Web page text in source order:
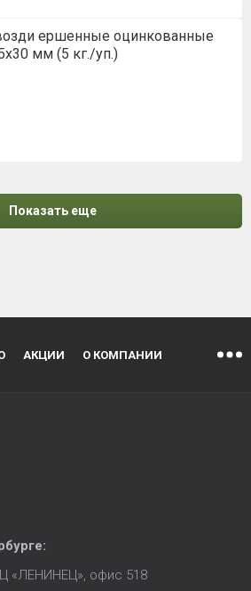
ершенные оцинкованные
мм (5 кг./уп.)
Показать еще
АКЦИИ О КОМПАНИИ
:
«ЛЕНИНЕЦ», офис 518